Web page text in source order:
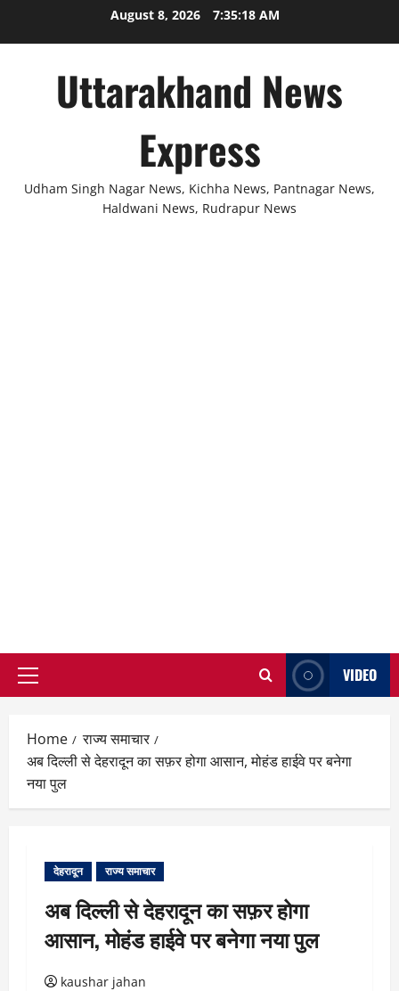
August 8, 2026 7:35:19 AM
Uttarakhand News
Express
Udham Singh Nagar News, Kichha News, Pantnagar News,
Haldwani News, Rudrapur News
Primary
VIDEO
Home
राज्य समाचार
अब दिल्ली से देहरादून का सफ़र होगा आसान, मोहंड हाईवे पर बनेगा
नया पुल
देहरादून राज्य समाचार
अब दिल्ली से देहरादून का सफ़र होगा
आसान, मोहंड हाईवे पर बनेगा नया पुल
kaushar jahan